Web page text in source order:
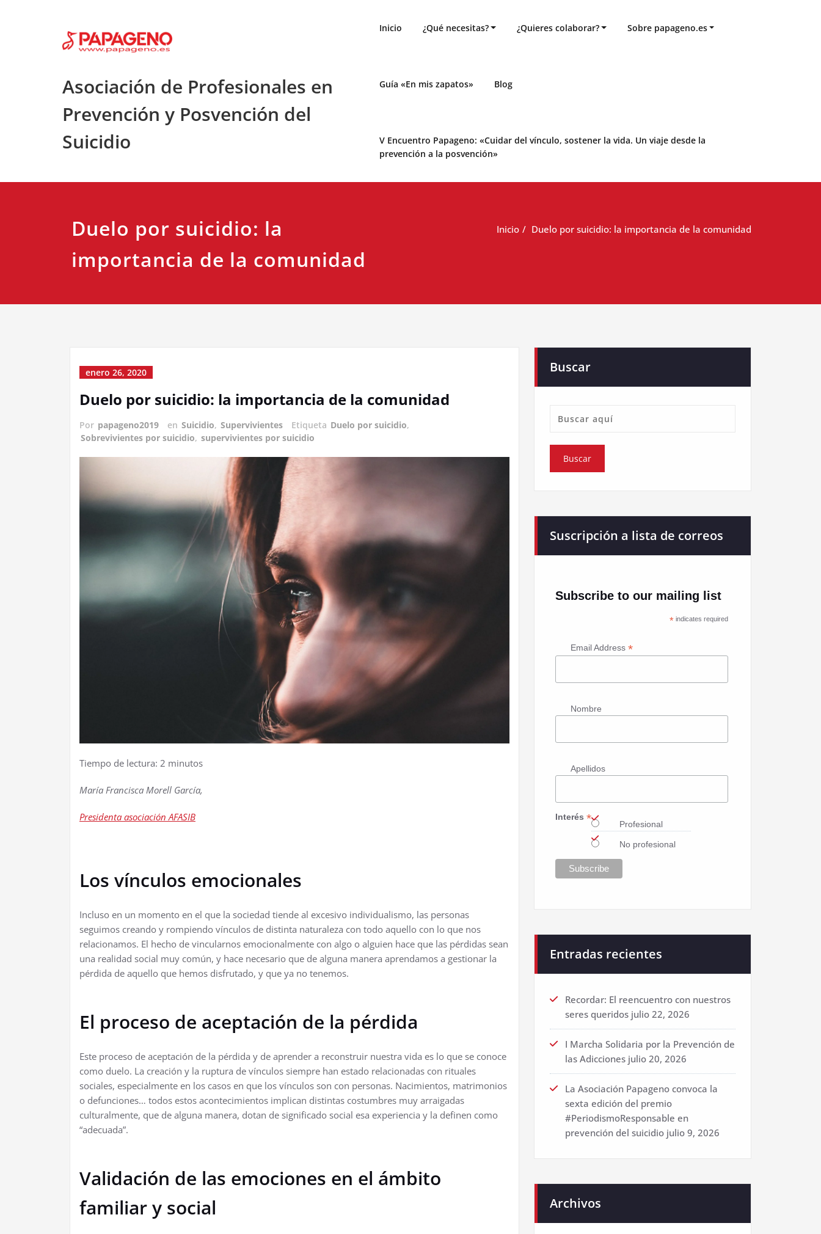
Asociación de Profesionales en
Prevención y Posvención del
Suicidio
Inicio ¿Qué necesitas? ¿Quieres colaborar? Sobre papageno.es
Guía «En mis zapatos» Blog
V Encuentro Papageno: «Cuidar del vínculo, sostener la vida. Un viaje desde la
prevención a la posvención»
Duelo por suicidio: la
importancia de la comunidad
Inicio Duelo por suicidio: la importancia de la comunidad
enero 26, 2020
Duelo por suicidio: la importancia de la comunidad
Por papageno2019 en Suicidio, Supervivientes Etiqueta Duelo por suicidio,
Sobrevivientes por suicidio, supervivientes por suicidio
Tiempo de lectura: 2 minutos
María Francisca Morell García,
Presidenta asociación AFASIB
Los vínculos emocionales
Incluso en un momento en el que la sociedad tiende al excesivo individualismo, las personas
seguimos creando y rompiendo vínculos de distinta naturaleza con todo aquello con lo que nos
relacionamos. El hecho de vincularnos emocionalmente con algo o alguien hace que las pérdidas sean
una realidad social muy común, y hace necesario que de alguna manera aprendamos a gestionar la
pérdida de aquello que hemos disfrutado, y que ya no tenemos.
El proceso de aceptación de la pérdida
Este proceso de aceptación de la pérdida y de aprender a reconstruir nuestra vida es lo que se conoce
como duelo. La creación y la ruptura de vínculos siempre han estado relacionadas con rituales
sociales, especialmente en los casos en que los vínculos son con personas. Nacimientos, matrimonios
o defunciones… todos estos acontecimientos implican distintas costumbres muy arraigadas
culturalmente, que de alguna manera, dotan de significado social esa experiencia y la definen como
“adecuada”.
Validación de las emociones en el ámbito
familiar y social
Buscar
Suscripción a lista de correos
Subscribe to our mailing list
* indicates required
Email Address*
Nombre
Apellidos
Interés* Profesional
No profesional
Entradas recientes
Recordar: El reencuentro con nuestros
seres queridos julio 22, 2026
I Marcha Solidaria por la Prevención de
las Adicciones julio 20, 2026
La Asociación Papageno convoca la
sexta edición del premio
#PeriodismoResponsable en
prevención del suicidio julio 9, 2026
Archivos